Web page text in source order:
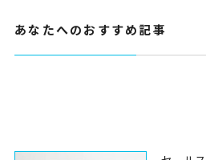
あなたへのおすすめ記事